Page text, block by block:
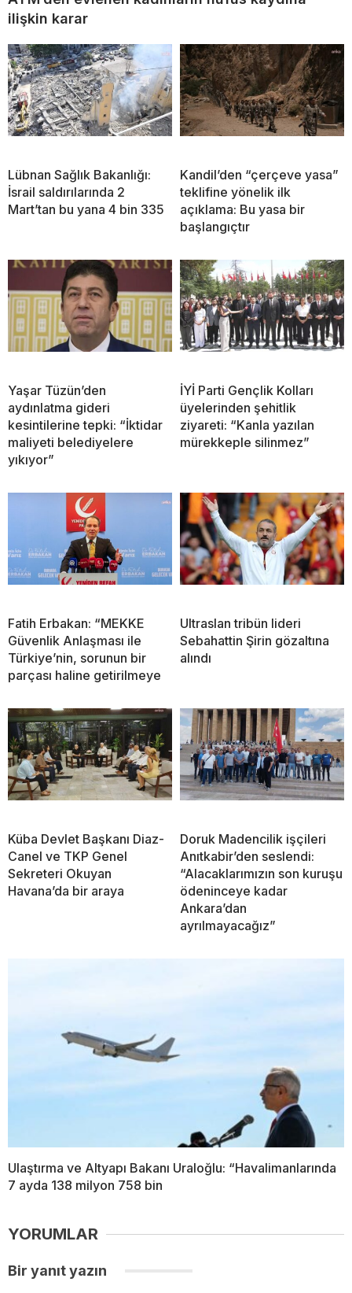
ilişkin karar
Lübnan Sağlık Bakanlığı:
İsrail saldırılarında 2
Mart’tan bu yana 4 bin 335
Kandil’den “çerçeve yasa”
teklifine yönelik ilk
açıklama: Bu yasa bir
başlangıçtır
Yaşar Tüzün’den
aydınlatma gideri
kesintilerine tepki: “İktidar
maliyeti belediyelere
yıkıyor”
İYİ Parti Gençlik Kolları
üyelerinden şehitlik
ziyareti: “Kanla yazılan
mürekkeple silinmez”
Fatih Erbakan: “MEKKE
Güvenlik Anlaşması ile
Türkiye’nin, sorunun bir
parçası haline getirilmeye
Ultraslan tribün lideri
Sebahattin Şirin gözaltına
alındı
Küba Devlet Başkanı Diaz-
Canel ve TKP Genel
Sekreteri Okuyan
Havana’da bir araya
Doruk Madencilik işçileri
Anıtkabir’den seslendi:
“Alacaklarımızın son kuruşu
ödeninceye kadar
Ankara’dan
ayrılmayacağız”
Ulaştırma ve Altyapı Bakanı Uraloğlu: “Havalimanlarında
7 ayda 138 milyon 758 bin
YORUMLAR
Bir yanıt yazın